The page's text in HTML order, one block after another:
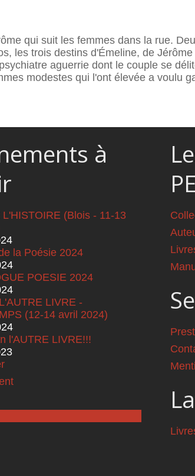
qui suit les femmes dans la rue.
les trois destins d'Émeline, de
aguerrie dont le couple se
modestes qui l'ont élevée a voulu
à
L'HISTOIRE (Blois - 11-13
la Poésie 2024
POESIE 2024
LIVRE -
(12-14 avril 2024)
l'AUTRE LIVRE!!!